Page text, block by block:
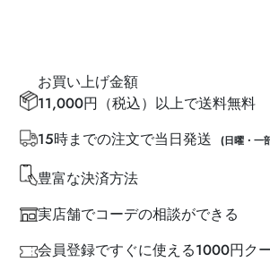
お買い上げ金額
11,000円（税込）以上で送料無料
15時までの注文で当日発送
(日曜・一
豊富な決済方法
実店舗でコーデの相談ができる
会員登録ですぐに使える1000円ク